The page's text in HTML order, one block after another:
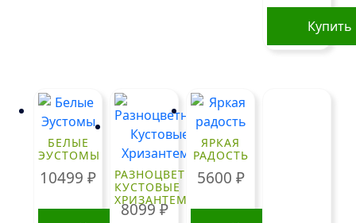
выбрать
товара.
Купить
БЕЛЫЕ
ЭУСТОМЫ
10499₽
РАЗНОЦВЕТНЫЕ
КУСТОВЫЕ
ХРИЗАНТЕМЫ
8099₽
ЯРКАЯ
РАДОСТЬ
5600 ₽